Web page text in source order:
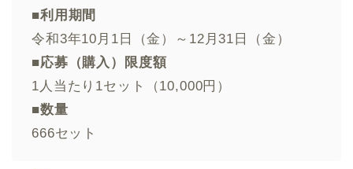
■利用期間
令和3年10月1日（金）～12月31日（金）
■応募（購入）限度額
1人当たり1セット（10,000円）
■数量
666セット